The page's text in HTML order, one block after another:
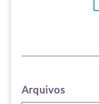
Arquivos